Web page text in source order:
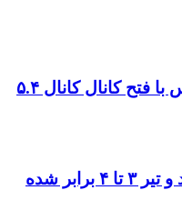
*رکوردشکنی تاریخی بورس با فتح کانال کانال ۵.۴
*چرا قبض آب و برق خرداد و تیر ۳ تا ۴ برابر شده